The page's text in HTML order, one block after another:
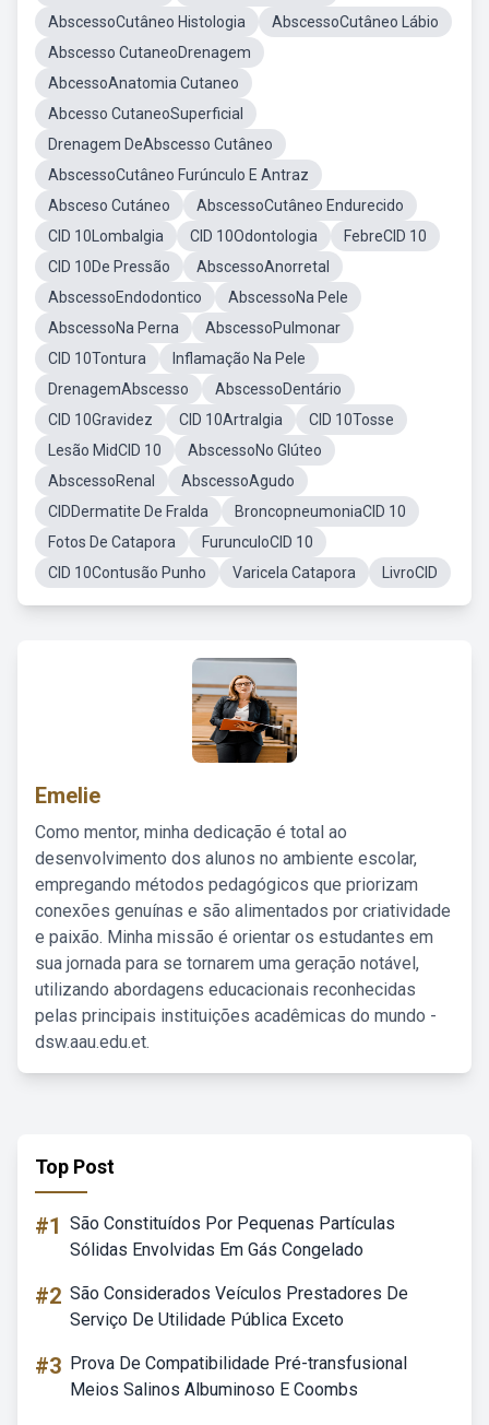
AbscessoCutâneo Histologia
AbscessoCutâneo Lábio
Abscesso CutaneoDrenagem
AbcessoAnatomia Cutaneo
Abcesso CutaneoSuperficial
Drenagem DeAbscesso Cutâneo
AbscessoCutâneo Furúnculo E Antraz
Absceso Cutáneo
AbscessoCutâneo Endurecido
CID 10Lombalgia
CID 10Odontologia
FebreCID 10
CID 10De Pressão
AbscessoAnorretal
AbscessoEndodontico
AbscessoNa Pele
AbscessoNa Perna
AbscessoPulmonar
CID 10Tontura
Inflamação Na Pele
DrenagemAbscesso
AbscessoDentário
CID 10Gravidez
CID 10Artralgia
CID 10Tosse
Lesão MidCID 10
AbscessoNo Glúteo
AbscessoRenal
AbscessoAgudo
CIDDermatite De Fralda
BroncopneumoniaCID 10
Fotos De Catapora
FurunculoCID 10
CID 10Contusão Punho
Varicela Catapora LivroCID
Emelie
Como mentor, minha dedicação é total ao
desenvolvimento dos alunos no ambiente escolar,
empregando métodos pedagógicos que priorizam
conexões genuínas e são alimentados por criatividade
e paixão. Minha missão é orientar os estudantes em
sua jornada para se tornarem uma geração notável,
utilizando abordagens educacionais reconhecidas
pelas principais instituições acadêmicas do mundo -
dsw.aau.edu.et.
Top Post
#1 São Constituídos Por Pequenas Partículas
Sólidas Envolvidas Em Gás Congelado
#2 São Considerados Veículos Prestadores De
Serviço De Utilidade Pública Exceto
#3 Prova De Compatibilidade Pré-transfusional
Meios Salinos Albuminoso E Coombs